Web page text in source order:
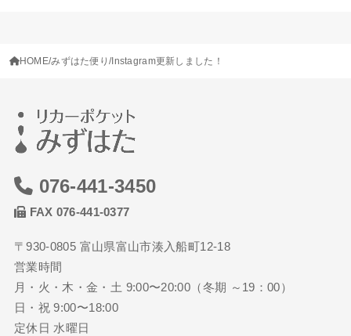
HOME みずはた便り Instagram更新しました！
076-441-3450
FAX 076-441-0377
〒930-0805 富山県富山市湊入船町12-18
営業時間
月・火・木・金・土 9:00〜20:00（冬期 ～19：00）
日・祝 9:00〜18:00
定休日 水曜日